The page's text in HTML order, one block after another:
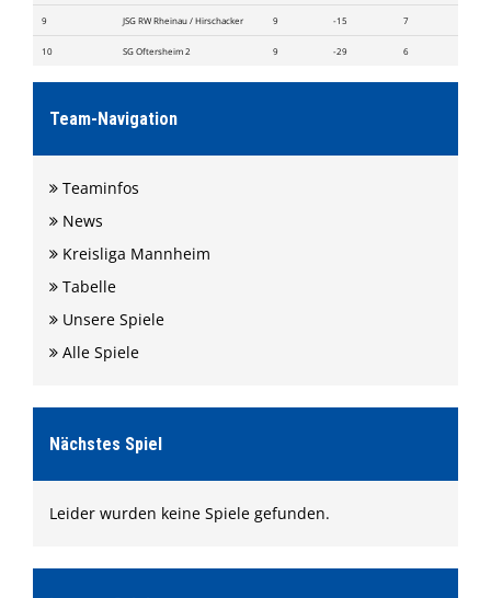
Shop
Ketscher Entenrennen
Kontaktformular
9 JSG RW Rheinau / Hirschacker 9 -15 7
10 SG Oftersheim 2 9 -29 6
Team-Navigation
Teaminfos
News
Kreisliga Mannheim
Tabelle
Unsere Spiele
Alle Spiele
Nächstes Spiel
Leider wurden keine Spiele gefunden.